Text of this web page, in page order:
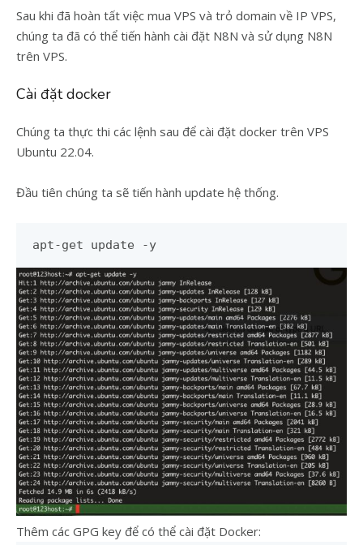
Sau khi đã hoàn tất việc mua VPS và trỏ domain về IP VPS,
chúng ta đã có thể tiến hành cài đặt N8N và sử dụng N8N
trên VPS.
Cài đặt docker
Chúng ta thực thi các lệnh sau để cài đặt docker trên VPS
Ubuntu 22.04.
Đầu tiên chúng ta sẽ tiến hành update hệ thống.
apt-get update -y
Thêm các GPG key để có thể cài đặt Docker: